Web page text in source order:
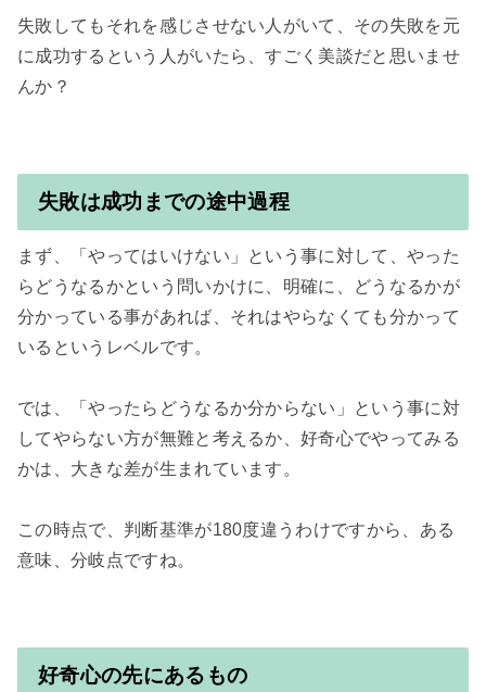
失敗してもそれを感じさせない人がいて、その失敗を元
に成功するという人がいたら、すごく美談だと思いませ
んか？
失敗は成功までの途中過程
まず、「やってはいけない」という事に対して、やった
らどうなるかという問いかけに、明確に、どうなるかが
分かっている事があれば、それはやらなくても分かって
いるというレベルです。
では、「やったらどうなるか分からない」という事に対
してやらない方が無難と考えるか、好奇心でやってみる
かは、大きな差が生まれています。
この時点で、判断基準が180度違うわけですから、ある
意味、分岐点ですね。
好奇心の先にあるもの